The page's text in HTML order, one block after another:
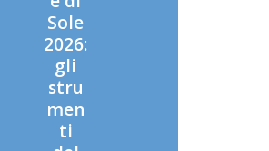
Sole
2026:
gli
stru
men
ti